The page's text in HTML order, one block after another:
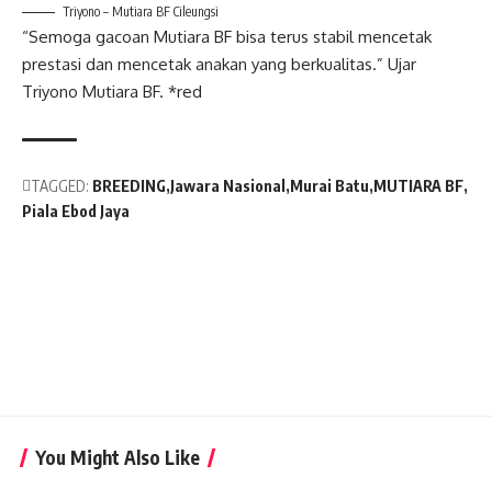
Triyono – Mutiara BF Cileungsi
“Semoga gacoan Mutiara BF bisa terus stabil mencetak
prestasi dan mencetak anakan yang berkualitas.” Ujar
Triyono Mutiara BF. *red
TAGGED: BREEDING Jawara Nasional Murai Batu MUTIARA BF
Piala Ebod Jaya
You Might Also Like